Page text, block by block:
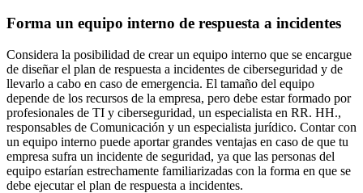
Forma un equipo interno de respuesta a incidentes
Considera la posibilidad de crear un equipo interno que se encargue
de diseñar el plan de respuesta a incidentes de ciberseguridad y de
llevarlo a cabo en caso de emergencia. El tamaño del equipo
depende de los recursos de la empresa, pero debe estar formado por
profesionales de TI y ciberseguridad, un especialista en RR. HH.,
responsables de Comunicación y un especialista jurídico. Contar con
un equipo interno puede aportar grandes ventajas en caso de que tu
empresa sufra un incidente de seguridad, ya que las personas del
equipo estarían estrechamente familiarizadas con la forma en que se
debe ejecutar el plan de respuesta a incidentes.